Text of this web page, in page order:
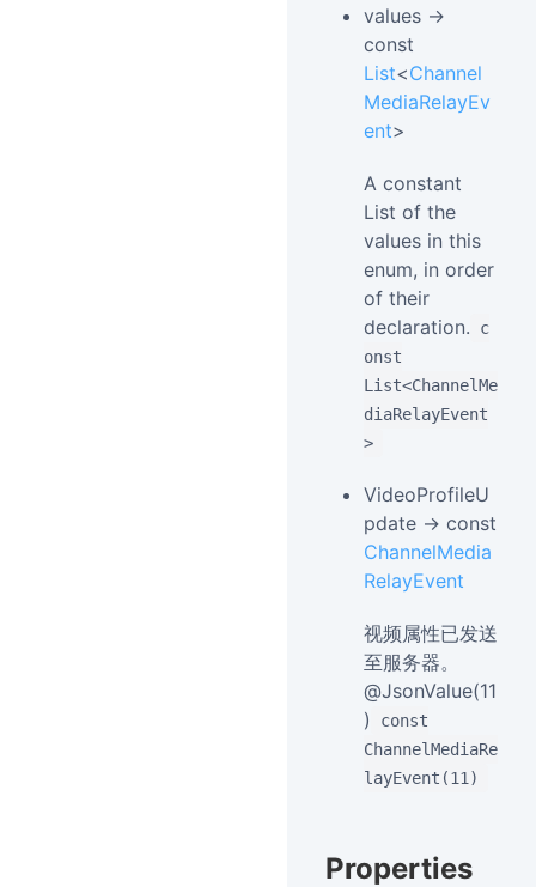
values →
const
List<Channel
MediaRelayEv
ent>
A constant
List of the
values in this
enum, in order
of their
declaration.
c
onst
List<ChannelMe
diaRelayEvent
>
VideoProfileU
pdate → const
ChannelMedia
RelayEvent
视频属性已发送
至服务器。
@JsonValue(11
)
const
ChannelMediaRe
layEvent(11)
Properties